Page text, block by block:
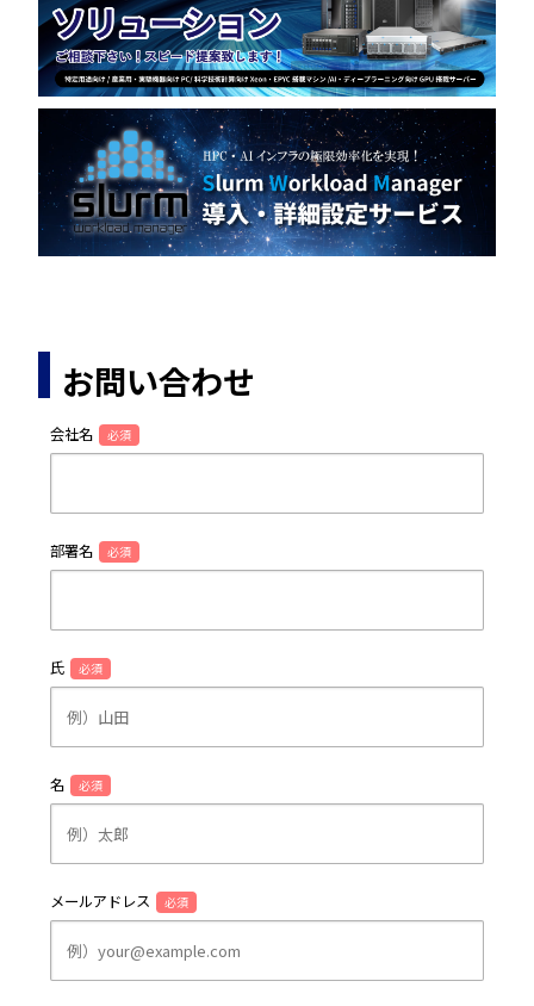
お問い合わせ
会社名 必須
部署名 必須
氏 必須
名 必須
メールアドレス 必須